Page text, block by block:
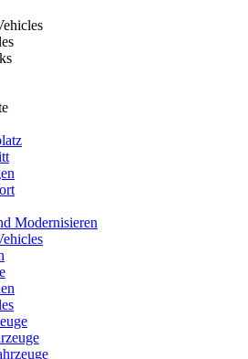
Modernisieren